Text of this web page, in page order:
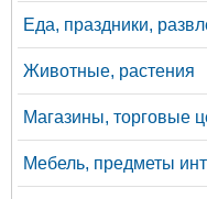
Еда, праздники,
Животные, растения
Магазины, торговые
Мебель, предметы